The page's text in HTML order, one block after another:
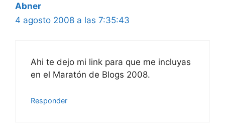
Abner
4 agosto 2008 a las 7:35:43
Ahi te dejo mi link para que me incluyas
en el Maratón de Blogs 2008.
Responder